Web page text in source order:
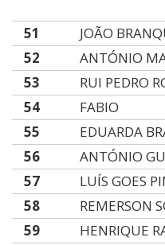
51
JOÃO
52
ANTÓNIO
53
RUI PEDRO
54
FABIO
55
EDUARDA
56
ANTÓNIO
57
LUÍS GOES
58
REMERSON
59
HENRIQUE